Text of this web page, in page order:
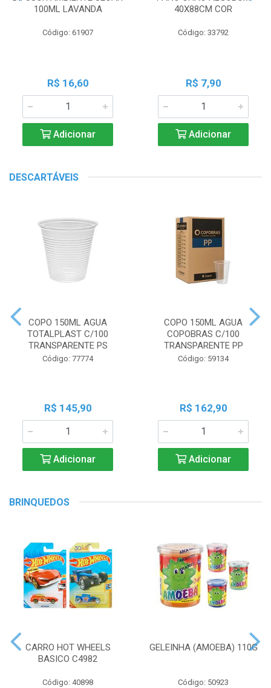
100ML LAVANDA
Código: 61907
R$ 16,60
Adicionar
40X88CM COR
Código: 33792
R$ 7,90
Adicionar
DESCARTÁVEIS
COPO 150ML AGUA
TOTALPLAST C/100
TRANSPARENTE PS
Código: 77774
R$ 145,90
Adicionar
COPO 150ML AGUA
COPOBRAS C/100
TRANSPARENTE PP
Código: 59134
R$ 162,90
Adicionar
BRINQUEDOS
CARRO HOT WHEELS
BASICO C4982
Código: 40898
GELEINHA (AMOEBA) 110G
Código: 50923